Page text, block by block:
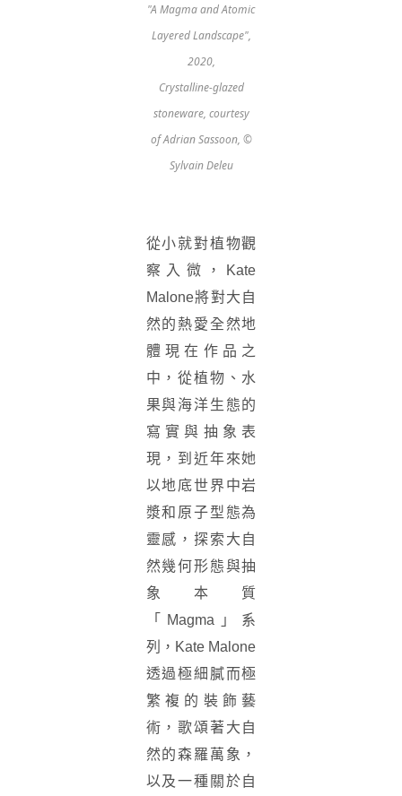
"A Magma and Atomic
Layered Landscape",
2020,
Crystalline-glazed
stoneware, courtesy
of Adrian Sassoon, ©
Sylvain Deleu
從小就對植物觀
察入微，Kate
Malone將對大自
然的熱愛全然地
體現在作品之
中，從植物、水
果與海洋生態的
寫實與抽象表
現，到近年來她
以地底世界中岩
漿和原子型態為
靈感，探索大自
然幾何形態與抽
象本質
「Magma」系
列，Kate Malone
透過極細膩而極
繁複的裝飾藝
術，歌頌著大自
然的森羅萬象，
以及一種關於自